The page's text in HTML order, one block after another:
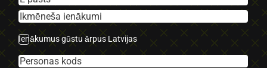
Ienākumus gūstu ārpus Latvijas